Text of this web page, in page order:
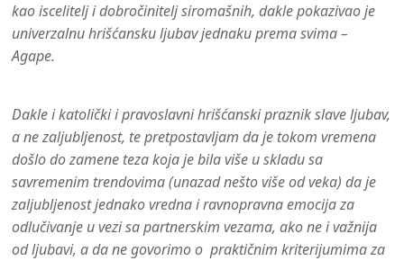
kao iscelitelj i dobročinitelj siromašnih, dakle pokazivao je
univerzalnu hrišćansku ljubav jednaku prema svima–
Agape.
Dakle i katolički i pravoslavni hrišćanski praznik slave ljubav,
a ne zaljubljenost, te pretpostavljam da je tokom vremena
došlo do zamene teza koja je bila više u skladu sa
savremenim trendovima (unazad nešto više od veka) da je
zaljubljenost jednako vredna i ravnopravna emocija za
odlučivanje u vezi sa partnerskim vezama, ako ne i važnija
od ljubavi, a da ne govorimo o praktičnim kriterijumima za